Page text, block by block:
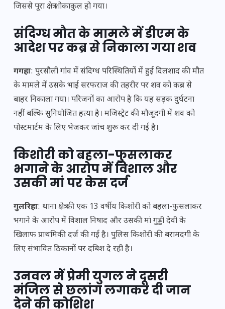
जिससे पूरा क्षेत्र शोकाकुल हो गया।
संदिग्ध मौत के मामले में डीएम के
आदेश पर कब्र से निकाला गया शव
गगहा: पुरसौली गांव में संदिग्ध परिस्थितियों में हुई दिलशाद की मौत
के मामले में उसके भाई सरफराज की तहरीर पर शव को कब्र से
बाहर निकाला गया। परिजनों का आरोप है कि यह सड़क दुर्घटना
नहीं बल्कि सुनियोजित हत्या है। मजिस्ट्रेट की मौजूदगी में शव को
पोस्टमार्टम के लिए भेजकर जांच शुरू कर दी गई है।
किशोरी को बहला-फुसलाकर
भगाने के आरोप में विशाल और
उसकी मां पर केस दर्ज
गुलरिहा: थाना क्षेत्र की एक 13 वर्षीय किशोरी को बहला-फुसलाकर
भगाने के आरोप में विशाल निषाद और उसकी मां गुड्डी देवी के
खिलाफ प्राथमिकी दर्ज की गई है। पुलिस किशोरी की बरामदगी के
लिए संभावित ठिकानों पर दबिश दे रही है।
उनवल में प्रेमी युगल ने दूसरी
मंजिल से छलांग लगाकर दी जान
देने की कोशिश